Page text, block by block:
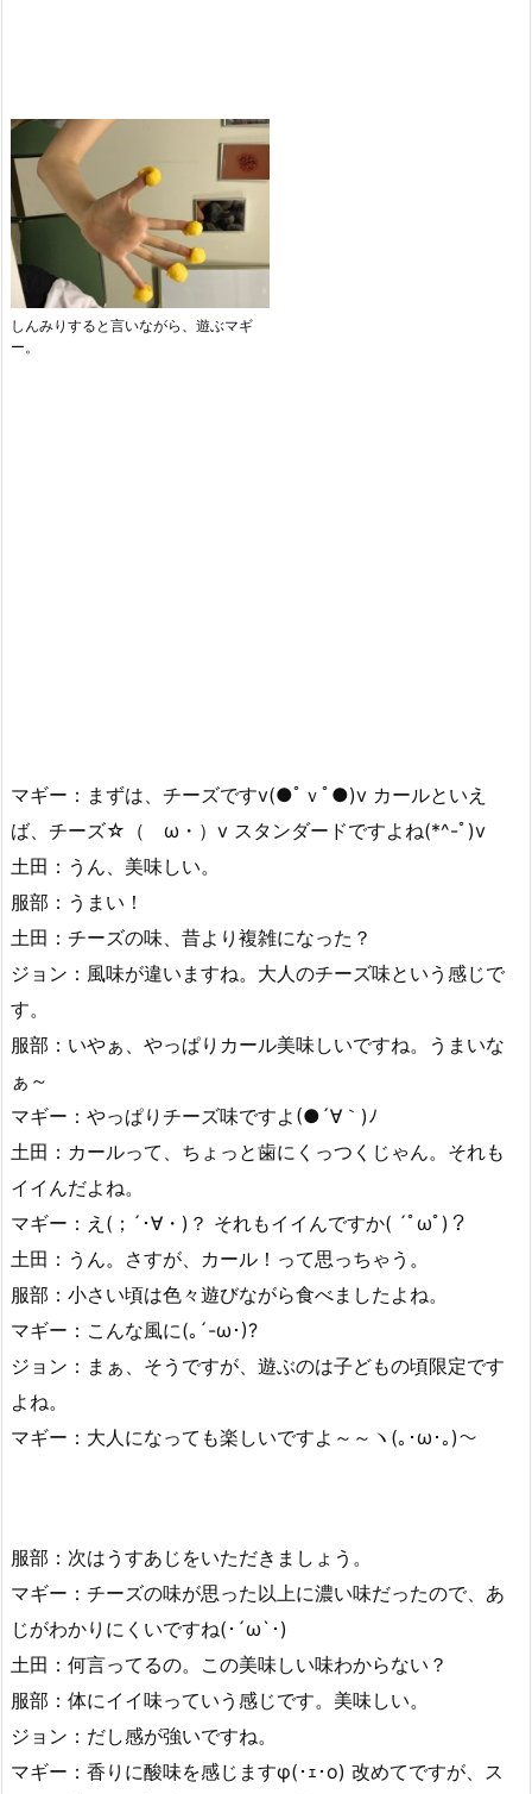
しんみりすると言いながら、遊ぶマギ
ー。
マギー：まずは、チーズですv(●ﾟｖﾟ●)v カールといえ
ば、チーズ☆（ゝω・）v スタンダードですよね(*^-ﾟ)v
土田：うん、美味しい。
服部：うまい！
土田：チーズの味、昔より複雑になった？
ジョン：風味が違いますね。大人のチーズ味という感じで
す。
服部：いやぁ、やっぱりカール美味しいですね。うまいな
ぁ～
マギー：やっぱりチーズ味ですよ(●´∀｀)ﾉ
土田：カールって、ちょっと歯にくっつくじゃん。それも
イイんだよね。
マギー：え(；´･∀・)？ それもイイんですか( ´ﾟωﾟ)？
土田：うん。さすが、カール！って思っちゃう。
服部：小さい頃は色々遊びながら食べましたよね。
マギー：こんな風に(｡´-ω･)?
ジョン：まぁ、そうですが、遊ぶのは子どもの頃限定です
よね。
マギー：大人になっても楽しいですよ～～ヽ(｡･ω･｡)～
服部：次はうすあじをいただきましょう。
マギー：チーズの味が思った以上に濃い味だったので、あ
じがわかりにくいですね(･´ω`･)
土田：何言ってるの。この美味しい味わからない？
服部：体にイイ味っていう感じです。美味しい。
ジョン：だし感が強いですね。
マギー：香りに酸味を感じますφ(･ｪ･o) 改めてですが、ス